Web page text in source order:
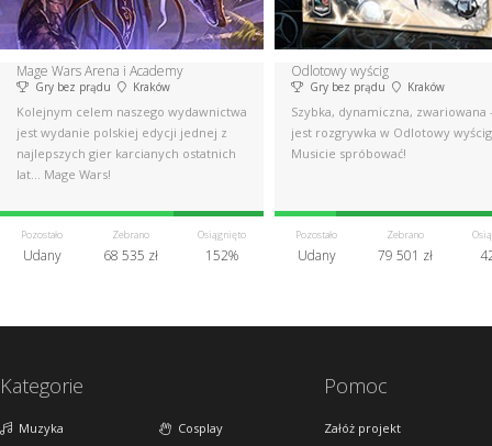
Mage Wars Arena i Academy
Gry bez prądu Kraków
Kolejnym celem naszego wydawnictwa
jest wydanie polskiej edycji jednej z
najlepszych gier karcianych ostatnich
lat... Mage Wars!
Pozostało
Udany
Zebrano
68 535 zł
Osiągnięto
152%
Odlotowy wyścig
Gry bez prądu Kraków
Szybka, dynamiczna, zwariowana
jest rozgrywka w Odlotowy
Musicie spróbować!
Pozostało
Udany
Zebrano
79 501 zł
Kategorie
Muzyka
Cosplay
Pomoc
Załóż projekt